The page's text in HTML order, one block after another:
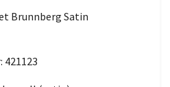
Brunnberg Satin